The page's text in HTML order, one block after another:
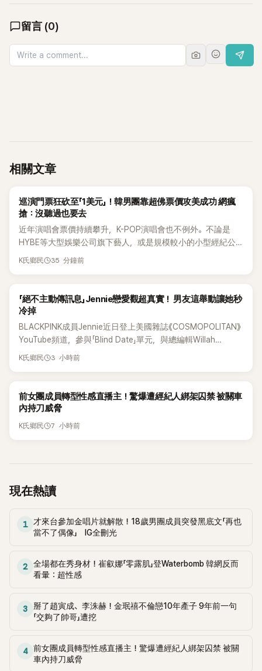
留言 (0)
相關文章
K-POP
巡演門票狂砍至「1美元」！韓男團靠超佛票價攻美成功 網瘋
搶：沒聽過也要去
近年演唱會票價持續攀升，K-POP演唱會也不例外。不論是
HYBE等大型娛樂公司旗下藝人，或是規模較小的小型經紀公
司，偶爾都會引發粉絲對票價過高的抱怨，甚至直呼「太不合
K氏鄉民 35 分鐘前
K-POP
「絕不主動傳訊息」Jennie戀愛觀超真實！ 男友這舉動讓她秒
冷掉
BLACKPINK成員Jennie近日登上美國雜誌《COSMOPOLITAN》
YouTube頻道，參與「Blind Date」單元，與總編輯Willah
Bennett大聊感情話題，從挑選約會對象、聯絡方式，到第一次
K氏鄉民 3 小時前
K-POP
前女團成員轉型性感直播主！驚爆遭經紀人綁架囚禁 被關車
內持刀威脅
K氏鄉民 7 小時前
現在熱讀
1
才來台參加金唱片就解散！18歲男團成員突發黑底文「再也
當不了偶像」 IG全刪光
2
全場都在秀身材！崔叡娜「零露肌」登Waterbomb 韓網反而
看暈：超性感
3
掰了趙寅成、李洙赫！金珉禧不倫戀10年產子 9年前一句
「交夠了帥哥」遭挖
4
前女團成員轉型性感直播主！驚爆遭經紀人綁架囚禁 被關
車內持刀威脅